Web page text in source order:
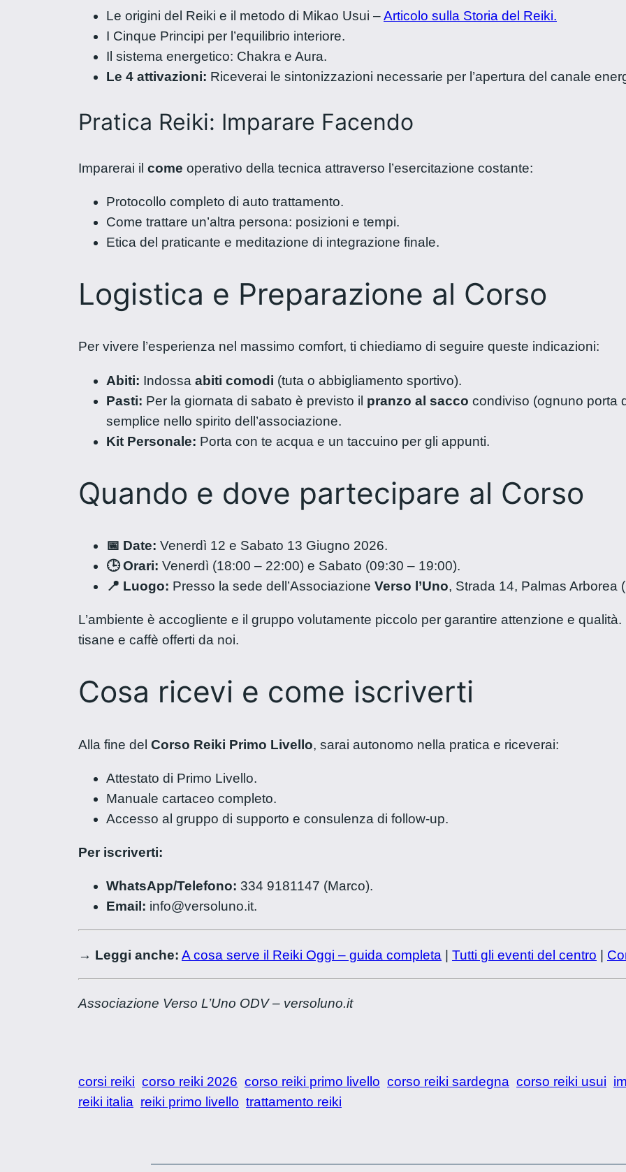
Le origini del Reiki e il metodo di Mikao Usui –Articolo sulla Storia del Reiki.
I Cinque Principi per l’equilibrio interiore.
Il sistema energetico: Chakra e Aura.
Le 4 attivazioni: Riceverai le sintonizzazioni necessarie per l’apertura del canale
Pratica Reiki: Imparare Facendo
Imparerai il come operativo della tecnica attraverso l’esercitazione costante:
Protocollo completo di auto trattamento.
Come trattare un’altra persona: posizioni e tempi.
Etica del praticante e meditazione di integrazione finale.
Logistica e Preparazione al Corso
Per vivere l’esperienza nel massimo comfort, ti chiediamo di seguire queste indicazioni:
Abiti: Indossa abiti comodi (tuta o abbigliamento sportivo).
Pasti: Per la giornata di sabato è previsto il pranzo al sacco condiviso (ognuno porta
semplice nello spirito dell’associazione.
Kit Personale: Porta con te acqua e un taccuino per gli appunti.
Quando e dove partecipare al Corso
📅 Date: Venerdì 12 e Sabato 13 Giugno 2026.
🕒 Orari: Venerdì (18:00 – 22:00) e Sabato (09:30 – 19:00).
📍 Luogo: Presso la sede dell’Associazione Verso l’Uno, Strada 14, Palmas Arborea
L’ambiente è accogliente e il gruppo volutamente piccolo per garantire attenzione e
tisane e caffè offerti da noi.
Cosa ricevi e come iscriverti
Alla fine del Corso Reiki Primo Livello, sarai autonomo nella pratica e riceverai:
Attestato di Primo Livello.
Manuale cartaceo completo.
Accesso al gruppo di supporto e consulenza di follow-up.
Per iscriverti:
WhatsApp/Telefono: 334 9181147 (Marco).
Email: info@versoluno.it.
→ Leggi anche: A cosa serve il Reiki Oggi – guida completa | Tutti gli eventi del centro |
Associazione Verso L’Uno ODV – versoluno.it
corsi reiki corso reiki 2026 corso reiki primo livello corso reiki sardegna corso reiki usui
reiki italia reiki primo livello trattamento reiki